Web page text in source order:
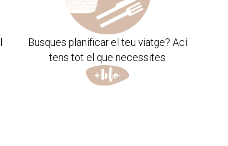
Busques planificar el teu viatge? Ací
tens tot el que necessites